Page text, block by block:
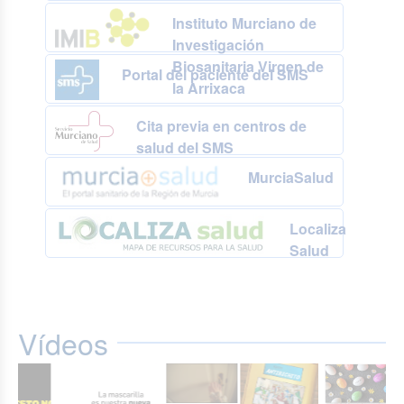
Instituto Murciano de
Investigación
Biosanitaria Virgen de
la Arrixaca
Portal del paciente del SMS
Cita previa en centros de
salud del SMS
MurciaSalud
Localiza
Salud
Vídeos